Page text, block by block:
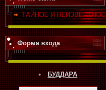
ТАЙНОЕ И НЕИЗВЕСТНОЕ
Форма входа
БУДДАРА